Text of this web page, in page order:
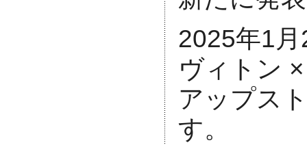
2025年1
ヴィトン
アップス
す。